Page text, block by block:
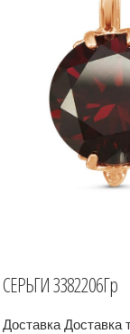
СЕРЬГИ 3382206Гр
Доставка Доставка